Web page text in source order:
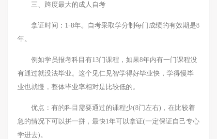
三、跨度最大的成人自考
拿证时间：1-8年。自考采取学分制每门成绩的有效期是8
年。
例如学员报考科目有13门课程，如果8年内有一门课程没
有通过就没法毕业。这个见仁见智学得好毕业快，学得慢毕
业也就慢，整体毕业率相对是比较低的。
优点：有的科目需要通过的课程少(8门左右)，在比较着
急的情况下可以拼一拼，最快1年可以拿证(一定保证自己专心
学进去)。